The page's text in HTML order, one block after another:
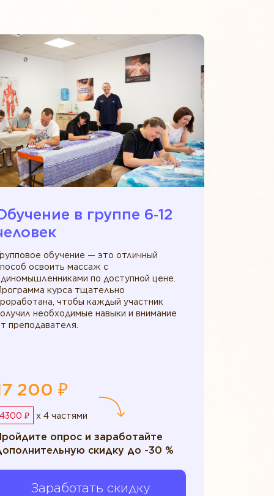
в группе 6‑12
обучение — это отличный
освоить массаж с
по доступной цене.
курса тщательно
чтобы каждый участник
необходимые навыки и внимание
преподавателя.
200 ₽
4300 ₽ x 4 частями
опрос и заработайте
скидку до -30 %
Заработать скидку